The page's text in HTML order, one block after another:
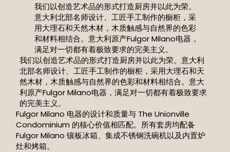
我们以创造艺术品的形式打造厨房并以此为荣。
意大利北部名师设计、工匠手工制作的橱柜，采
用大理石和天然木材，木质触感与自然界的色彩
和材料相结合。意大利原产Fulgor Milano电器，
满足对一切都有着极致要求的完美主义。
我们以创造艺术品的形式打造厨房并以此为荣。意大利
北部名师设计、工匠手工制作的橱柜，采用大理石和天
然木材，木质触感与自然界的色彩和材料相结合。意大
利原产Fulgor Milano电器，满足对一切都有着极致要求
的完美主义。
Fulgor Milano 电器的设计和质量与 The Unionville
Condominium 的核心价值相匹配。所有套房均配备
Fulgor Milano 镶板冰箱、集成不锈钢洗碗机以及内置炉
灶和烤箱。